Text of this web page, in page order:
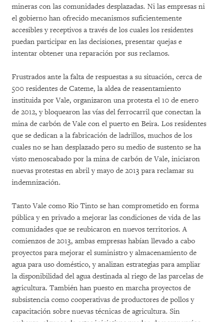
mineras con las comunidades desplazadas. Ni las empresas ni
el gobierno han ofrecido mecanismos suficientemente
accesibles y receptivos a través de los cuales los residentes
puedan participar en las decisiones, presentar quejas e
intentar obtener una reparación por sus reclamos.
Frustrados ante la falta de respuestas a su situación, cerca de
500 residentes de Cateme, la aldea de reasentamiento
instituida por Vale, organizaron una protesta el 10 de enero
de 2012, y bloquearon las vías del ferrocarril que conectan la
mina de carbón de Vale con el puerto en Beira. Los residentes
que se dedican a la fabricación de ladrillos, muchos de los
cuales no se han desplazado pero su medio de sustento se ha
visto menoscabado por la mina de carbón de Vale, iniciaron
nuevas protestas en abril y mayo de 2013 para reclamar su
indemnización.
Tanto Vale como Rio Tinto se han comprometido en forma
pública y en privado a mejorar las condiciones de vida de las
comunidades que se reubicaron en nuevos territorios. A
comienzos de 2013, ambas empresas habían llevado a cabo
proyectos para mejorar el suministro y almacenamiento de
agua para uso doméstico, y analizan estrategias para ampliar
la disponibilidad del agua destinada al riego de las parcelas de
agricultura. También han puesto en marcha proyectos de
subsistencia como cooperativas de productores de pollos y
capacitación sobre nuevas técnicas de agricultura. Sin